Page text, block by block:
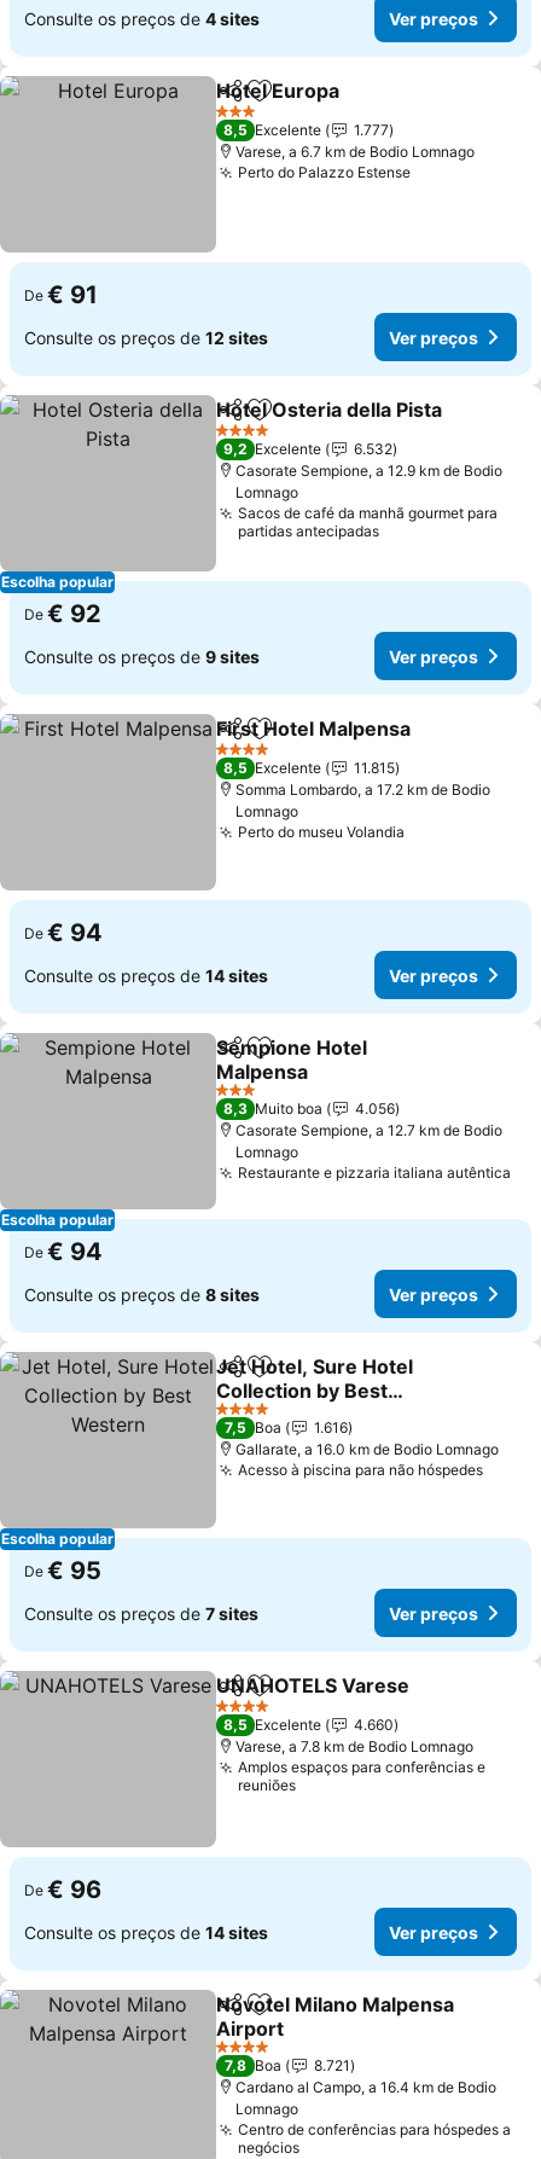
Consulte os preços de 4 sites Ver preços
PartilharAdicionar aos favoritos
Hotel Europa
3 Estrelas
8,5 Excelente
1.777
Varese, a 6.7 km de Bodio Lomnago
Perto do Palazzo EstenseVer preços
De € 91
Consulte os preços de 12 sites Ver preços
Escolha popular
PartilharAdicionar aos favoritos
Hotel Osteria della Pista
4 Estrelas
9,2 Excelente
6.532
Casorate Sempione, a 12.9 km de Bodio
Lomnago
Sacos de café da manhã gourmet para
partidas antecipadas
De € 92
Consulte os preços de 9 sites Ver preços
PartilharAdicionar aos favoritos
First Hotel Malpensa
4 Estrelas
8,5 Excelente
11.815
Somma Lombardo, a 17.2 km de Bodio
Lomnago
Perto do museu Volandia
De € 94
Consulte os preços de 14 sites Ver preços
Escolha popular
PartilharAdicionar aos favoritos
Sempione Hotel
Malpensa
Ver preços
3 Estrelas
8,3 Muito boa
4.056
Casorate Sempione, a 12.7 km de Bodio
Lomnago
Restaurante e pizzaria italiana autêntica
De € 94
Consulte os preços de 8 sites Ver preços
Escolha popular
PartilharAdicionar aos favoritos
Jet Hotel, Sure Hotel
Collection by Best
Western
Ver preços
4 Estrelas
7,5 Boa
1.616
Gallarate, a 16.0 km de Bodio Lomnago
Acesso à piscina para não hóspedesVer
De € 95
Consulte os preços de 7 sites Ver preços
PartilharAdicionar aos favoritos
UNAHOTELS Varese
4 Estrelas
8,5 Excelente
4.660
Varese, a 7.8 km de Bodio Lomnago
Amplos espaços para conferências e
reuniões
De € 96
Consulte os preços de 14 sites Ver preços
PartilharAdicionar aos favoritos
Novotel Milano Malpensa
Airport
Ver preços
4 Estrelas
7,8 Boa
8.721
Cardano al Campo, a 16.4 km de Bodio
Lomnago
Centro de conferências para hóspedes a
negócios